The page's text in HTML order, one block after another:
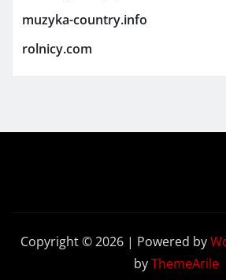
muzyka-country.info
rolnicy.com
Copyright © 2026 | Powered by
byThemeArile